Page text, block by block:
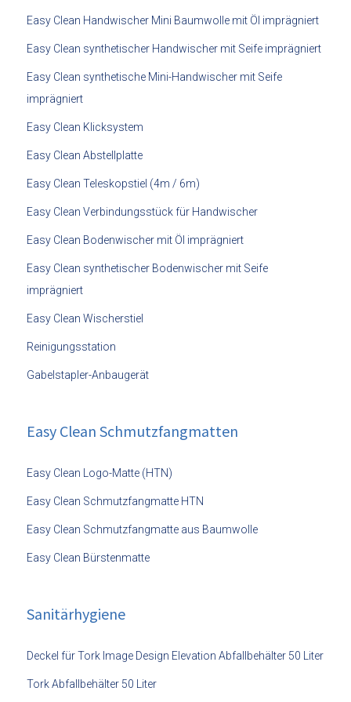
Easy Clean Handwischer Mini Baumwolle mit Öl imprägniert
Easy Clean synthetischer Handwischer mit Seife imprägniert
Easy Clean synthetische Mini-Handwischer mit Seife
imprägniert
Easy Clean Klicksystem
Easy Clean Abstellplatte
Easy Clean Teleskopstiel (4m / 6m)
Easy Clean Verbindungsstück für Handwischer
Easy Clean Bodenwischer mit Öl imprägniert
Easy Clean synthetischer Bodenwischer mit Seife
imprägniert
Easy Clean Wischerstiel
Reinigungsstation
Gabelstapler-Anbaugerät
Easy Clean Schmutzfangmatten
Easy Clean Logo-Matte (HTN)
Easy Clean Schmutzfangmatte HTN
Easy Clean Schmutzfangmatte aus Baumwolle
Easy Clean Bürstenmatte
Sanitärhygiene
Deckel für Tork Image Design Elevation Abfallbehälter 50 Liter
Tork Abfallbehälter 50 Liter